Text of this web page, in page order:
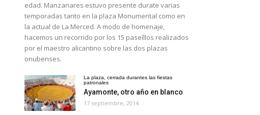
edad. Manzanares estuvo presente durate varias
temporadas tanto en la plaza Monumental como en
la actual de La Merced. A modo de homenaje,
hacemos un recorrido por los 15 paseíllos realizados
por el maestro alicantino sobre las dos plazas
onubenses.
La plaza, cerrada durantes las fiestas
patronales
Ayamonte, otro año en blanco
17 septiembre, 2014